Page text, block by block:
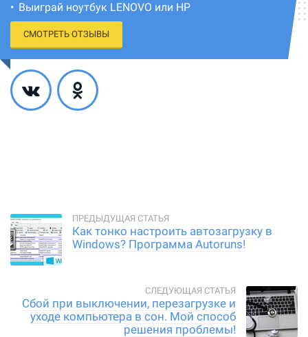
Выиграй ноутбук LENOVO или HP
СМОТРЕТЬ ОТЗЫВЫ
Как тонко настроить автозагрузку в
Windows? Программа Autoruns!
Сбой при выключении, перезагрузке и
уходе компьютера в сон. Мой способ
решения проблемы!